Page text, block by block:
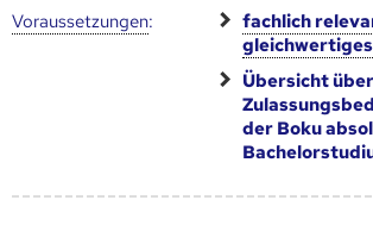
Voraus­setzungen:
fachlich
Übersicht
der Boku